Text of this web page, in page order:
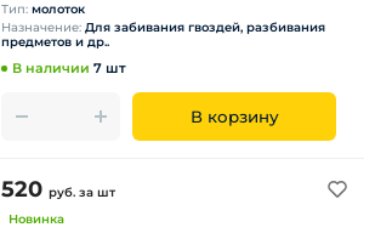
Тип: молоток
Назначение: Для забивания гвоздей, разбивания
предметов и др..
В наличии 7 шт
В корзину
520 руб. за шт
Новинка